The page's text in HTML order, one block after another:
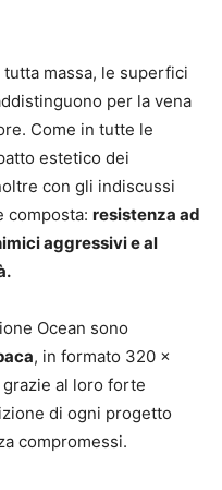
massa, le superfici
per la vena
Come in tutte le
estetico dei
con gli indiscussi
composta: resistenza ad
aggressivi e al
Ocean sono
, in formato 320 x
grazie al loro forte
di ogni progetto
compromessi.